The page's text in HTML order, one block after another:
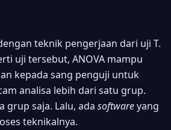
teknik pengerjaan dari uji T.
uji tersebut, ANOVA mampu
kepada sang penguji untuk
analisa lebih dari satu grup.
grup saja. Lalu, ada softwareyang
teknikalnya.